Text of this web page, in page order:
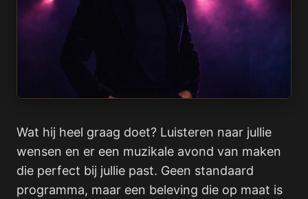
Wat hij heel graag doet? Luisteren naar jullie
wensen en er een muzikale avond van maken
die perfect bij jullie past. Geen standaard
programma, maar een beleving die op maat is